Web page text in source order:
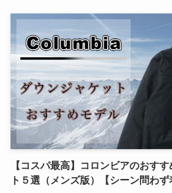
【コスパ最高】コロンビアのおす
ト５選（メンズ版）【シーン問わず